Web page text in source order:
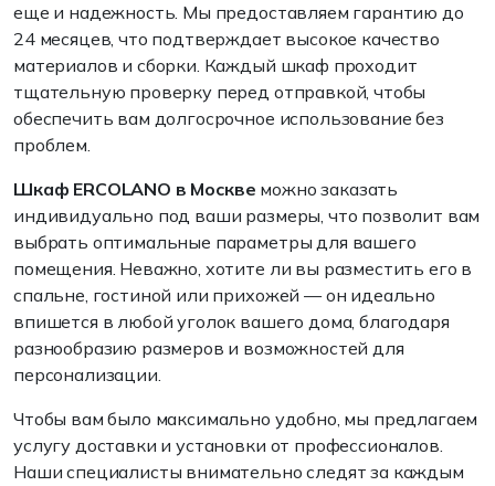
еще и надежность. Мы предоставляем гарантию до
24 месяцев, что подтверждает высокое качество
материалов и сборки. Каждый шкаф проходит
тщательную проверку перед отправкой, чтобы
обеспечить вам долгосрочное использование без
проблем.
Шкаф ERCOLANO в Москве можно заказать
индивидуально под ваши размеры, что позволит вам
выбрать оптимальные параметры для вашего
помещения. Неважно, хотите ли вы разместить его в
спальне, гостиной или прихожей — он идеально
впишется в любой уголок вашего дома, благодаря
разнообразию размеров и возможностей для
персонализации.
Чтобы вам было максимально удобно, мы предлагаем
услугу доставки и установки от профессионалов.
Наши специалисты внимательно следят за каждым